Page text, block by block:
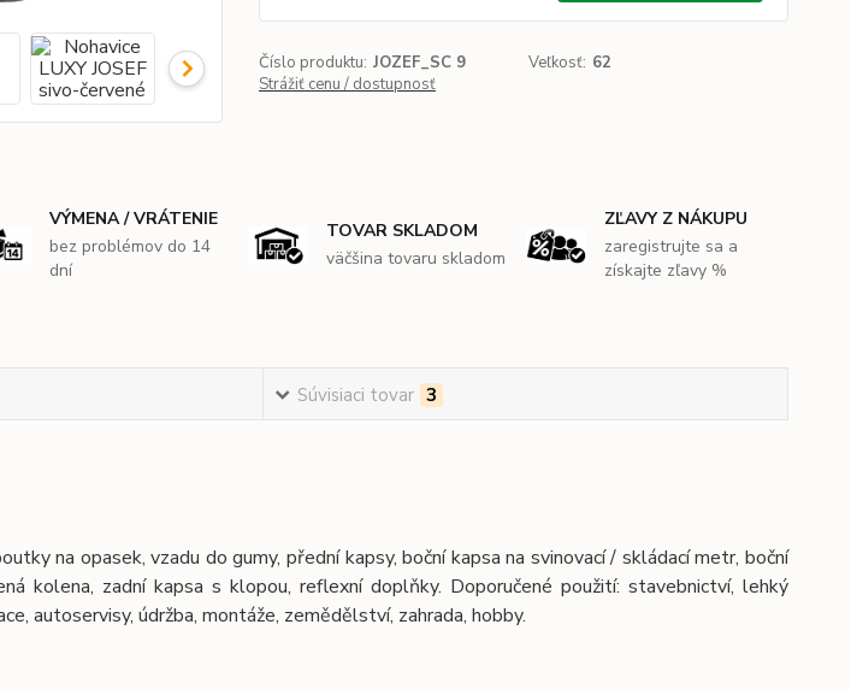
Číslo produktu: JOZEF_SC 9 Veľkosť: 62
Strážiť cenu / dostupnosť
VÝMENA / VRÁTENIE
bez problémov do 14
dní
TOVAR SKLADOM
väčšina tovaru skladom
ZĽAVY Z NÁKUPU
zaregistrujte sa a
získajte zľavy %
Súvisiaci tovar 3
na opasek, vzadu do gumy, přední kapsy, boční kapsa na svinovací / skládací metr, boční
kolena, zadní kapsa s klopou, reflexní doplňky. Doporučené použití: stavebnictví, lehký
autoservisy, údržba, montáže, zemědělství, zahrada, hobby.